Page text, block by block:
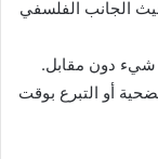
حيث الجانب الفلسفي
شيء دون مقابل.
أو التبرع بوقت